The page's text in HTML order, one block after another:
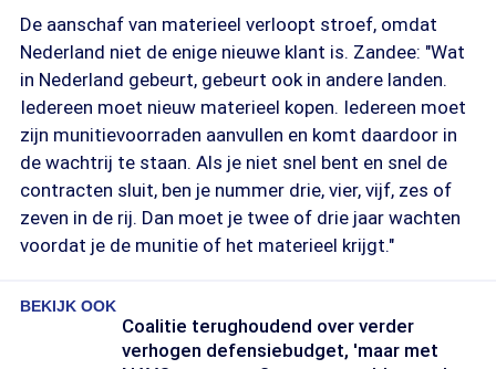
De aanschaf van materieel verloopt stroef, omdat
Nederland niet de enige nieuwe klant is. Zandee: "Wat
in Nederland gebeurt, gebeurt ook in andere landen.
Iedereen moet nieuw materieel kopen. Iedereen moet
zijn munitievoorraden aanvullen en komt daardoor in
de wachtrij te staan. Als je niet snel bent en snel de
contracten sluit, ben je nummer drie, vier, vijf, zes of
zeven in de rij. Dan moet je twee of drie jaar wachten
voordat je de munitie of het materieel krijgt."
BEKIJK OOK
Coalitie terughoudend over verder
verhogen defensiebudget, 'maar met